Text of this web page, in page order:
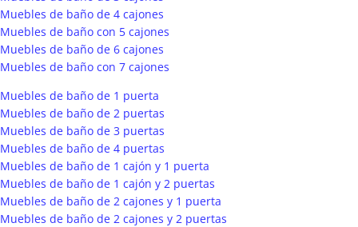
Muebles de baño de 4 cajones
Muebles de baño con 5 cajones
Muebles de baño de 6 cajones
Muebles de baño con 7 cajones
Muebles de baño de 1 puerta
Muebles de baño de 2 puertas
Muebles de baño de 3 puertas
Muebles de baño de 4 puertas
Muebles de baño de 1 cajón y 1 puerta
Muebles de baño de 1 cajón y 2 puertas
Muebles de baño de 2 cajones y 1 puerta
Muebles de baño de 2 cajones y 2 puertas